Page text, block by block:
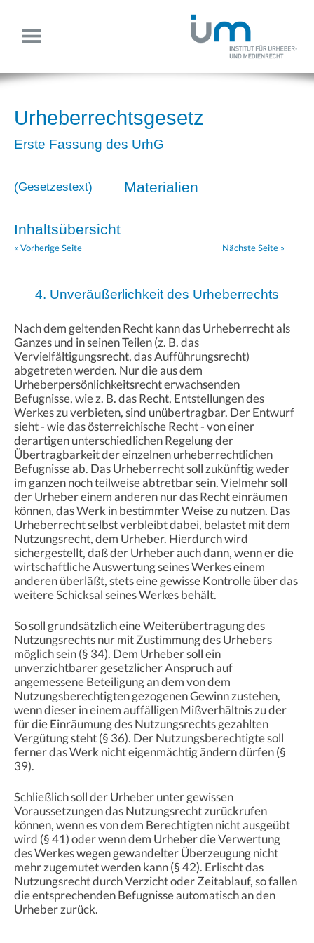
Urheberrechtsgesetz
Erste Fassung des UrhG
Materialien
(Gesetzestext)
Inhaltsübersicht
« Vorherige Seite Nächste Seite »
4. Unveräußerlichkeit des Urheberrechts
Nach dem geltenden Recht kann das Urheberrecht als
Ganzes und in seinen Teilen (z. B. das
Vervielfältigungsrecht, das Aufführungsrecht)
abgetreten werden. Nur die aus dem
Urheberpersönlichkeitsrecht erwachsenden
Befugnisse, wie z. B. das Recht, Entstellungen des
Werkes zu verbieten, sind unübertragbar. Der Entwurf
sieht - wie das österreichische Recht - von einer
derartigen unterschiedlichen Regelung der
Übertragbarkeit der einzelnen urheberrechtlichen
Befugnisse ab. Das Urheberrecht soll zukünftig weder
im ganzen noch teilweise abtretbar sein. Vielmehr soll
der Urheber einem anderen nur das Recht einräumen
können, das Werk in bestimmter Weise zu nutzen. Das
Urheberrecht selbst verbleibt dabei, belastet mit dem
Nutzungsrecht, dem Urheber. Hierdurch wird
sichergestellt, daß der Urheber auch dann, wenn er die
wirtschaftliche Auswertung seines Werkes einem
anderen überläßt, stets eine gewisse Kontrolle über das
weitere Schicksal seines Werkes behält.
So soll grundsätzlich eine Weiterübertragung des
Nutzungsrechts nur mit Zustimmung des Urhebers
möglich sein (§ 34). Dem Urheber soll ein
unverzichtbarer gesetzlicher Anspruch auf
angemessene Beteiligung an dem von dem
Nutzungsberechtigten gezogenen Gewinn zustehen,
wenn dieser in einem auffälligen Mißverhältnis zu der
für die Einräumung des Nutzungsrechts gezahlten
Vergütung steht (§ 36). Der Nutzungsberechtigte soll
ferner das Werk nicht eigenmächtig ändern dürfen (§
39).
Schließlich soll der Urheber unter gewissen
Voraussetzungen das Nutzungsrecht zurückrufen
können, wenn es von dem Berechtigten nicht ausgeübt
wird (§ 41) oder wenn dem Urheber die Verwertung
des Werkes wegen gewandelter Überzeugung nicht
mehr zugemutet werden kann (§ 42). Erlischt das
Nutzungsrecht durch Verzicht oder Zeitablauf, so fallen
die entsprechenden Befugnisse automatisch an den
Urheber zurück.